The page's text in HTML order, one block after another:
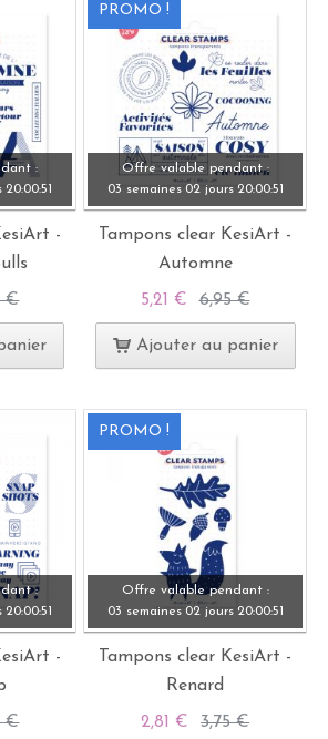
:
20:00:49
-
€
PROMO !
Offre valable pendant :
03 semaines 02 jours 20:00:49
Tampons clear KesiArt -
Automne
5,21 € 6,95 €
Ajouter au panier
:
20:00:49
-
€
PROMO !
Offre valable pendant :
03 semaines 02 jours 20:00:49
Tampons clear KesiArt -
Renard
2,81 € 3,75 €